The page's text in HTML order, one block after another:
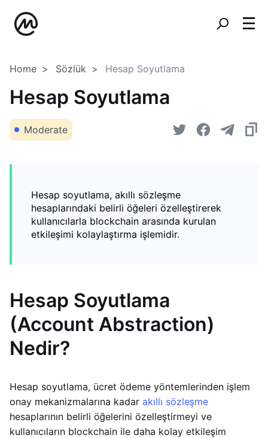
Home Sözlük Hesap Soyutlama
Hesap Soyutlama
Moderate
Hesap soyutlama, akıllı sözleşme
hesaplarındaki belirli öğeleri özelleştirerek
kullanıcılarla blockchain arasında kurulan
etkileşimi kolaylaştırma işlemidir.
Hesap Soyutlama
(Account Abstraction)
Nedir?
Hesap soyutlama, ücret ödeme yöntemlerinden işlem
onay mekanizmalarına kadar akıllı sözleşme
hesaplarının belirli öğelerini özelleştirmeyi ve
kullanıcıların blockchain ile daha kolay etkileşim